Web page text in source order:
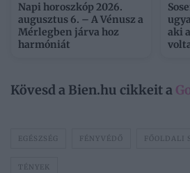
Napi horoszkóp 2026.
augusztus 6. – A Vénusz a
Mérlegben járva hoz
harmóniát
aki
Kövesd a Bien.hu cikkeit a
EGÉSZSÉG FÉNYVÉDŐ FŐOLDALI
TÉNYEK